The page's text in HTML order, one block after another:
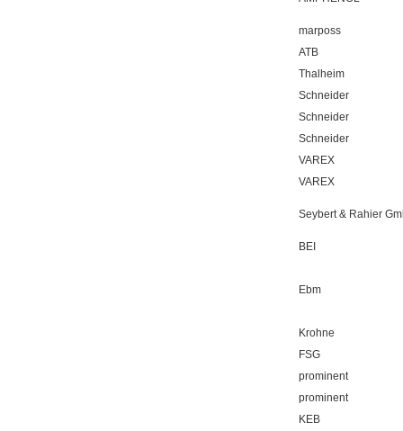
marposs
ATB
Thalheim
Schneider
Schneider
Schneider
VAREX
VAREX
Seybert & Rahier
BEI
Ebm
Krohne
FSG
prominent
prominent
KEB